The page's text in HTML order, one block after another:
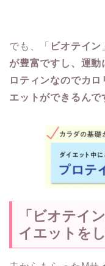
でも、「 ビオテイン
が豊富ですし、運
ロティンなのでカ
エットができるんで
「ビオテイ
イエットを